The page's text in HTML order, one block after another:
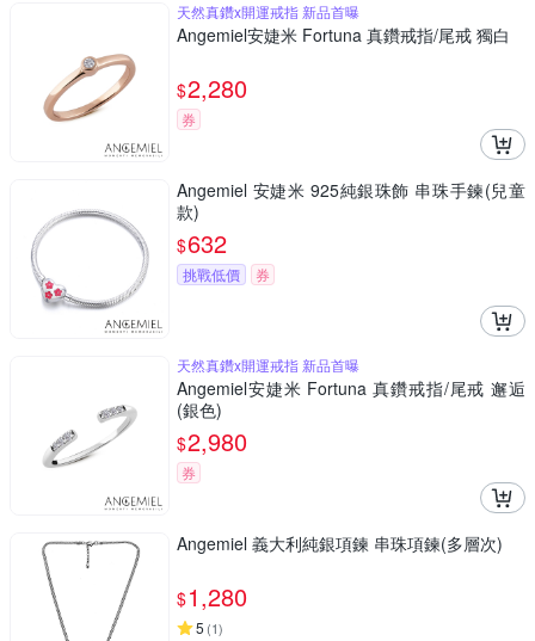
天然真鑽x開運戒指 新品首曝
Angemiel安婕米 Fortuna 真鑽戒指/尾戒 獨白
$2,280
券
Angemiel 安婕米 925純銀珠飾 串珠手鍊(兒童
款)
$632
挑戰低價 券
天然真鑽x開運戒指 新品首曝
Angemiel安婕米 Fortuna 真鑽戒指/尾戒 邂逅
(銀色)
$2,980
券
Angemiel 義大利純銀項鍊 串珠項鍊(多層次)
$1,280
5 (1)